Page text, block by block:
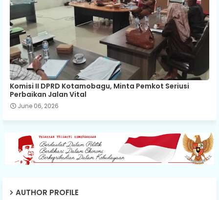
Komisi II DPRD Kotamobagu, Minta Pemkot Seriusi
Perbaikan Jalan Vital
June 06, 2026
AUTHOR PROFILE